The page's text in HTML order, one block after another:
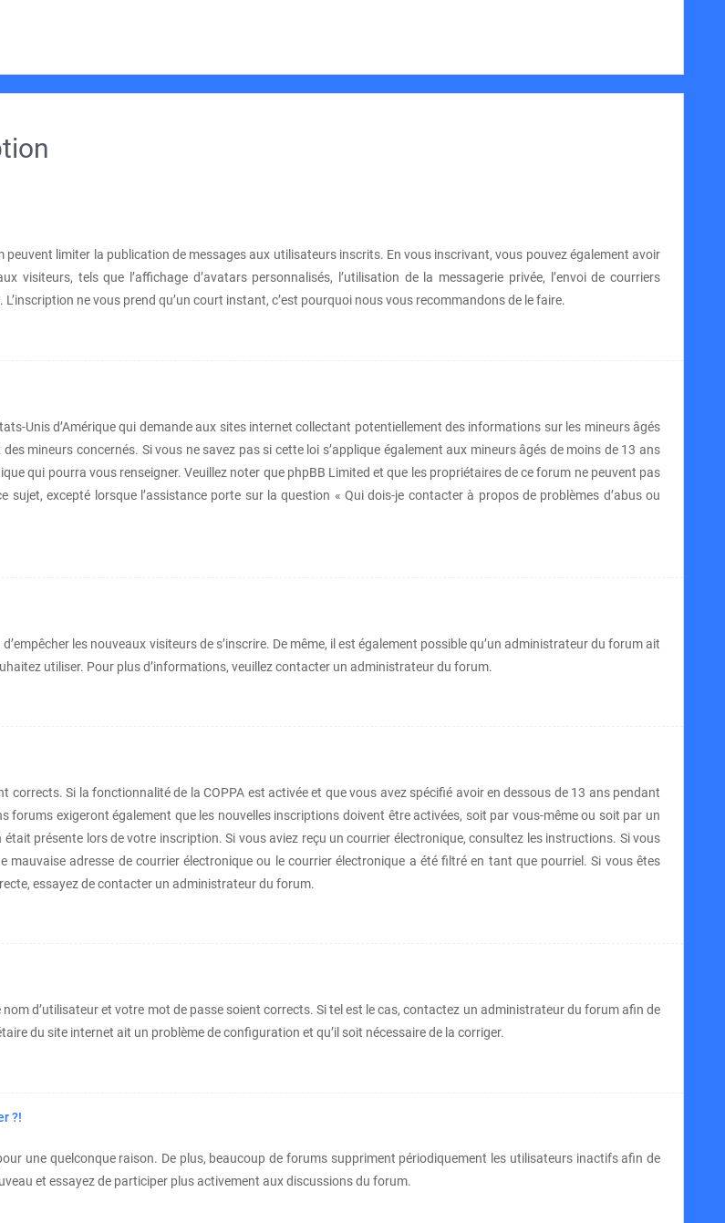
peuvent limiter la publication de messages aux utilisateurs inscrits. En vous inscrivant, vous pouvez également avoir
tels que l’affichage d’avatars personnalisés, l’utilisation de la messagerie privée, l’envoi de courriers
ne vous prend qu’un court instant, c’est pourquoi nous vous recommandons de le faire.
Unis d’Amérique qui demande aux sites internet collectant potentiellement des informations sur les mineurs âgés
mineurs concernés. Si vous ne savez pas si cette loi s’applique également aux mineurs âgés de moins de 13 ans
qui pourra vous renseigner. Veuillez noter que phpBB Limited et que les propriétaires de ce forum ne peuvent pas
excepté lorsque l’assistance porte sur la question « Qui dois-je contacter à propos de problèmes d’abus ou
les nouveaux visiteurs de s’inscrire. De même, il est également possible qu’un administrateur du forum ait
utiliser. Pour plus d’informations, veuillez contacter un administrateur du forum.
Si la fonctionnalité de la COPPA est activée et que vous avez spécifié avoir en dessous de 13 ans pendant
forums exigeront également que les nouvelles inscriptions doivent être activées, soit par vous-même ou soit par un
présente lors de votre inscription. Si vous aviez reçu un courrier électronique, consultez les instructions. Si vous
mauvaise adresse de courrier électronique ou le courrier électronique a été filtré en tant que pourriel. Si vous êtes
essayez de contacter un administrateur du forum.
d’utilisateur et votre mot de passe soient corrects. Si tel est le cas, contactez un administrateur du forum afin de
du site internet ait un problème de configuration et qu’il soit nécessaire de la corriger.
?!
une quelconque raison. De plus, beaucoup de forums suppriment périodiquement les utilisateurs inactifs afin de
et essayez de participer plus activement aux discussions du forum.